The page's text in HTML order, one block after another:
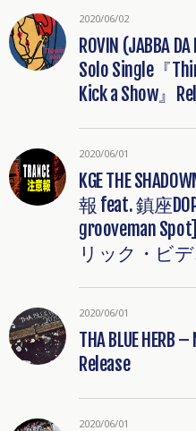
2020/06/02
ROVIN (JABBA
Solo Single『
Kick a Show』
2020/06/01
KGE THE
報 feat. 鎮座
grooveman
リック・ビ
2020/06/01
THA BLUE HERB
Release
2020/06/01